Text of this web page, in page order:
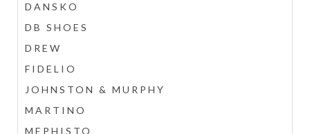
DANSKO
DB SHOES
DREW
FIDELIO
JOHNSTON & MURPHY
MARTINO
MEPHISTO